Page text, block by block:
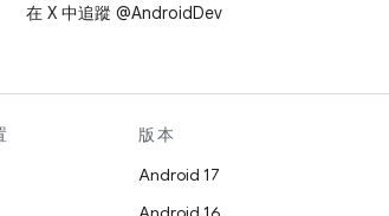
在 X 中追蹤 @AndroidDev
版本
Android 17